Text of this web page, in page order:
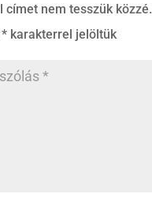
címet nem tesszük közzé.
*karakterrel jelöltük